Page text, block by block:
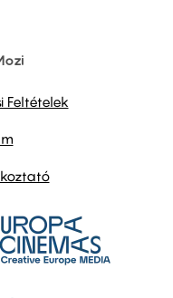
Feltételek